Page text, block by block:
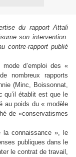
du rapport Attali
son intervention.
contre-rapport publié
d’emploi des «
nombreux rapports
(Minc, Boissonnat,
qu’il établit est que le
au poids du « modèle
de «conservatismes
la connaissance », le
publiques dans le
le contrat de travail,